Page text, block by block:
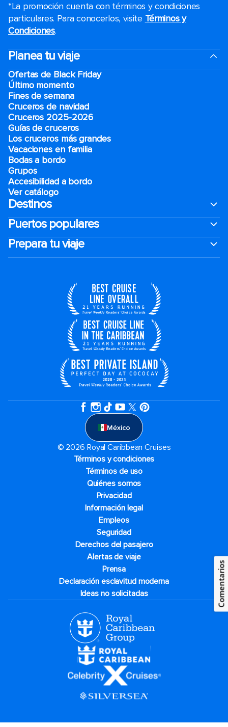
*La promoción cuenta con términos y condiciones
particulares. Para conocerlos, visite Términos y
Condiciones.
Planea tu viaje
Ofertas de Black Friday
Último momento
Fines de semana
Cruceros de navidad
Cruceros 2025-2026
Guías de cruceros
Los cruceros más grandes
Vacaciones en familia
Bodas a bordo
Grupos
Accesibilidad a bordo
Ver catálogo
Destinos
Puertos populares
Prepara tu viaje
México
© 2026 Royal Caribbean Cruises
Términos y condiciones
Términos de uso
Quiénes somos
Privacidad
Información legal
Empleos
Seguridad
Derechos del pasajero
Alertas de viaje
Prensa
Declaración esclavitud moderna
Ideas no solicitadas
Comentarios